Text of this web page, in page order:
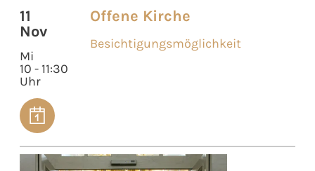
11
Nov
Mi
10 - 11:30
Uhr
Offene Kirche
Besichtigungsmöglichkeit